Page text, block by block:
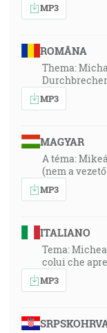
MP3
ROMÂNA
Thema:
MP3
MAGYAR
A téma:
(nem a
MP3
ITALIANO
Tema:
colui che
MP3